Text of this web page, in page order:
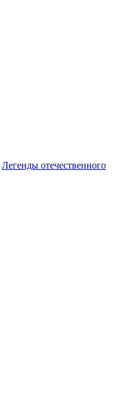
Легенды отечественного